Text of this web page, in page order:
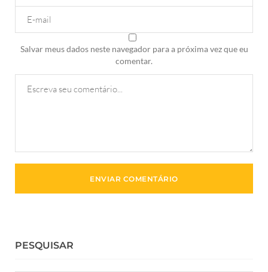
Salvar meus dados neste navegador para a próxima vez que eu
comentar.
PESQUISAR